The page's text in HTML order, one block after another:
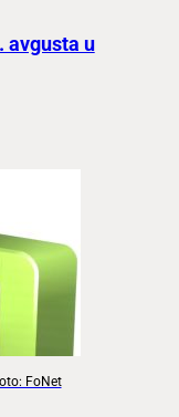
avgusta u
FoNet